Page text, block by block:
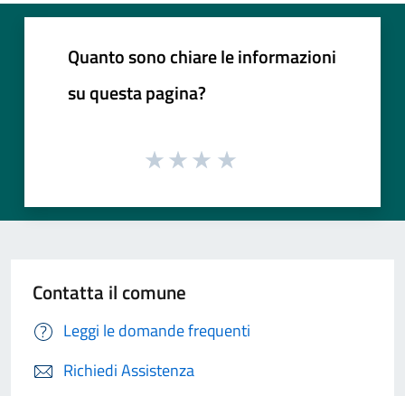
Quanto sono chiare le informazioni
su questa pagina?
Contatta il comune
Leggi le domande frequenti
Richiedi Assistenza